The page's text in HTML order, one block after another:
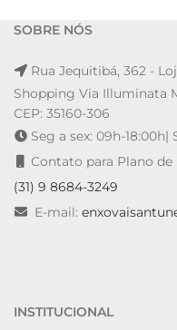
SOBRE NÓS
Rua Jequitibá, 362 -
Shopping Via Illuminata
CEP: 35160-306
Seg a sex: 09h-18:00h|
Contato para Plano de
(31) 9 8684-3249
E-mail:
INSTITUCIONAL